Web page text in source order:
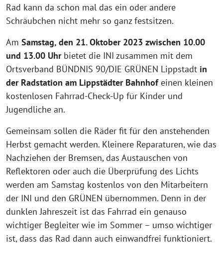
Rad kann da schon mal das ein oder andere
Schräubchen nicht mehr so ganz festsitzen.
Am Samstag, den 21. Oktober 2023 zwischen 10.00
und 13.00 Uhrbietet die INI zusammen mit dem
Ortsverband BÜNDNIS 90/DIE GRÜNEN Lippstadt in
der Radstation am Lippstädter Bahnhof einen kleinen
kostenlosen Fahrrad-Check-Up für Kinder und
Jugendliche an.
Gemeinsam sollen die Räder fit für den anstehenden
Herbst gemacht werden. Kleinere Reparaturen, wie das
Nachziehen der Bremsen, das Austauschen von
Reflektoren oder auch die Überprüfung des Lichts
werden am Samstag kostenlos von den Mitarbeitern
der INI und den GRÜNEN übernommen. Denn in der
dunklen Jahreszeit ist das Fahrrad ein genauso
wichtiger Begleiter wie im Sommer – umso wichtiger
ist, dass das Rad dann auch einwandfrei funktioniert.